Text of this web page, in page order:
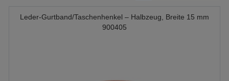
Leder-Gurtband/Taschenhenkel – Halbzeug, Breite 15 mm
900405